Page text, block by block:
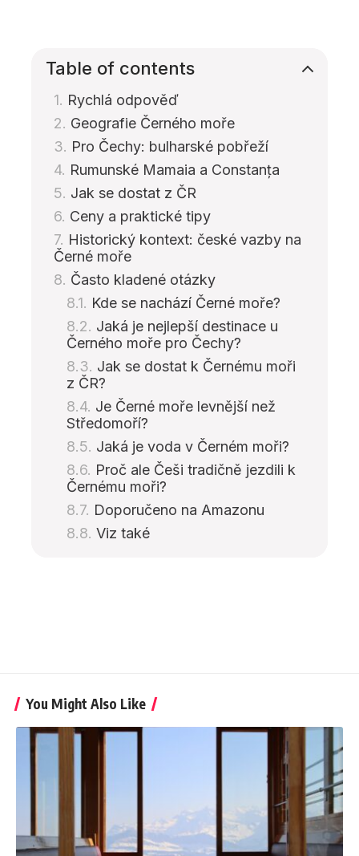
Table of contents
Rychlá odpověď
Geografie Černého moře
Pro Čechy: bulharské pobřeží
Rumunské Mamaia a Constanța
Jak se dostat z ČR
Ceny a praktické tipy
Historický kontext: české vazby na
Černé moře
Často kladené otázky
Kde se nachází Černé moře?
Jaká je nejlepší destinace u
Černého moře pro Čechy?
Jak se dostat k Černému moři
z ČR?
Je Černé moře levnější než
Středomoří?
Jaká je voda v Černém moři?
Proč ale Češi tradičně jezdili k
Černému moři?
Doporučeno na Amazonu
Viz také
You Might Also Like